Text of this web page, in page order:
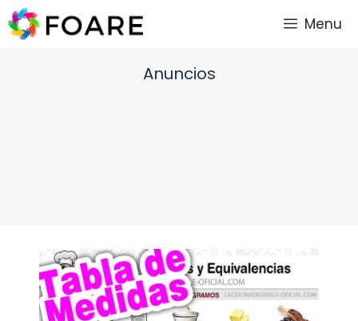
Saltar
al
Menu
Anuncios